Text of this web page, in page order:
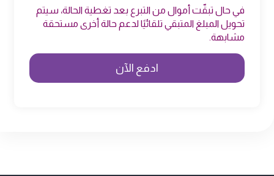
في حال تبقّت أموال من التبرع بعد تغطية الحالة، سيتم
تحويل المبلغ المتبقي تلقائيًا لدعم حالة أخرى مستحقة
مشابهة.